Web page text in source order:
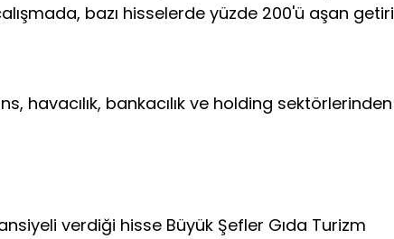
bazı hisselerde yüzde 200'ü aşan getiri
havacılık, bankacılık ve holding sektörlerinden
verdiği hisse Büyük Şefler Gıda Turizm